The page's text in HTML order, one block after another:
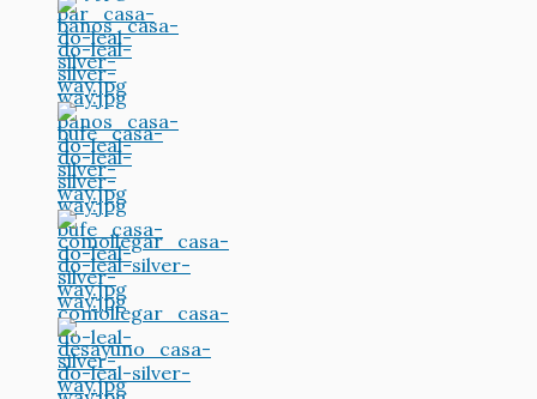
bar_casa-
do-leal-
silver-
way.jpg
banos_casa-
do-leal-
silver-
way.jpg
bufe_casa-
do-leal-
silver-
way.jpg
comollegar_casa-
do-leal-
silver-
way.jpg